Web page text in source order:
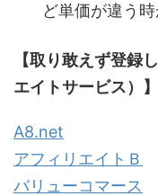
ど単価が違う時
【取り敢えず登録
エイトサービス）】
A8.net
アフィリエイトＢ
バリューコマース